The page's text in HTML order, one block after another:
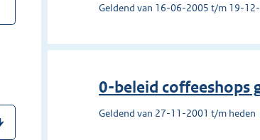
Geldend van 16-06-2005 t/m 19-
0-beleid coffeeshops
Geldend van 27-11-2001 t/m heden